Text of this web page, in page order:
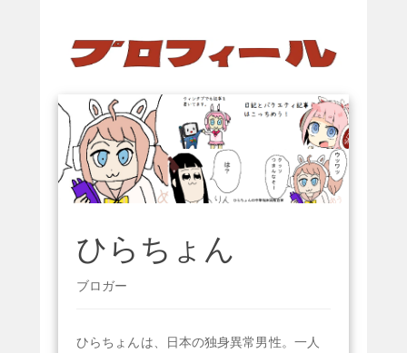
ひらちょん
ブロガー
ひらちょんは、日本の独身異常男性。一人